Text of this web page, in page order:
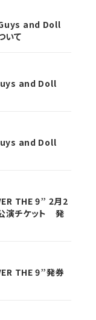
and Doll
いて
and Doll
and Doll
THE 9” 2月2
公演チケット 発
THE 9”発券